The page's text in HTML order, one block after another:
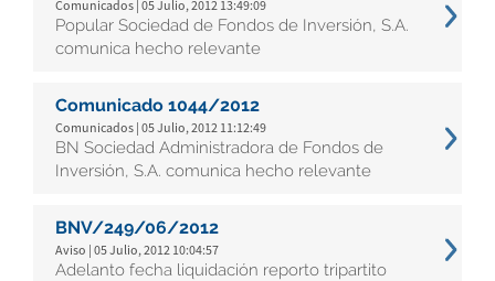
Comunicados | 05 Julio, 2012 13:49:09
Popular Sociedad de Fondos de Inversión, S.A.
comunica hecho relevante
Comunicado 1044/2012
Comunicados | 05 Julio, 2012 11:12:49
BN Sociedad Administradora de Fondos de
Inversión, S.A. comunica hecho relevante
BNV/249/06/2012
Aviso | 05 Julio, 2012 10:04:57
Adelanto fecha liquidación reporto tripartito